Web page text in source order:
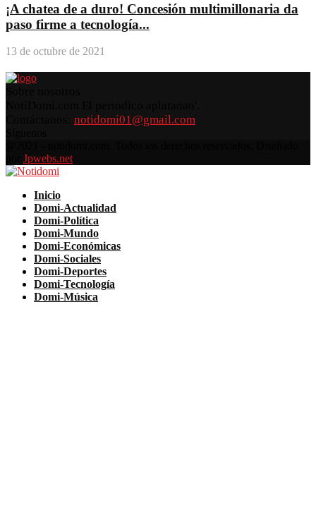
¡A chatea de a duro! Concesión multimillonaria da
paso firme a tecnología...
13 de octubre de 2021
notidomi01@gmail.com
Jpwebs.net
Inicio
Domi-Actualidad
Domi-Política
Domi-Mundo
Domi-Económicas
Domi-Sociales
Domi-Deportes
Domi-Tecnología
Domi-Música